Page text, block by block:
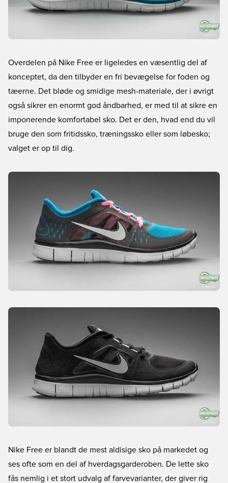
Overdelen på Nike Free er ligeledes en væsentlig del af
konceptet, da den tilbyder en fri bevægelse for foden og
tæerne. Det bløde og smidige mesh-materiale, der i øvrigt
også sikrer en enormt god åndbarhed, er med til at sikre en
imponerende komfortabel sko. Det er den, hvad end du vil
bruge den som fritidssko, træningssko eller som løbesko;
valget er op til dig.
Nike Free er blandt de mest aldisige sko på markedet og
ses ofte som en del af hverdagsgarderoben. De lette sko
fås nemlig i et stort udvalg af farvevarianter, der giver rig